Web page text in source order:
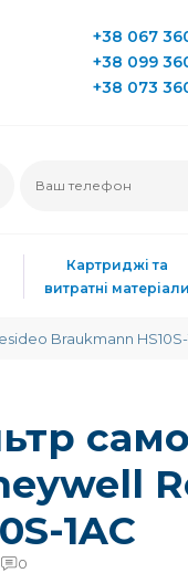
+38 067
+38 099
+38 073
Картриджі та
витратні матеріали
Braukmann HS10S-
1AC
0